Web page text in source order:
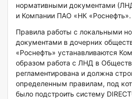
нормативными документами
и Компании ПАО «НК «Роснефть».
Правила работы с локальными
документами в дочерних
«Роснефть» устанавливаются
образом работа с ЛНД в
регламентирована и должна
определенным правилам, под
было подстроить систему